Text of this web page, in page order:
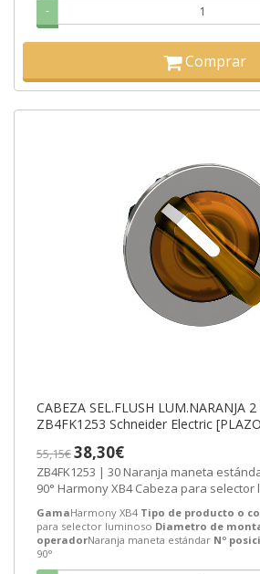
-
Comprar
CABEZA SEL.FLUSH LUM.NARANJA 2
ZB4FK1253 Schneider Electric
55,15€38,30€
ZB4FK1253 | 30 Naranja maneta
90° Harmony XB4 Cabeza para selector
GamaHarmony XB4 Tipo de producto o
para selector luminoso Diametro de
operadorNaranja maneta estándar Nº
90°